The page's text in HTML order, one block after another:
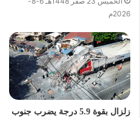
2026م
زلزال بقوة 5.9 درجة يضرب جنوب